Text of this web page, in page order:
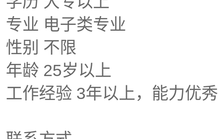
专业 电子类专业
性别 不限
年龄 25岁以上
工作经验 3年以上，能力优